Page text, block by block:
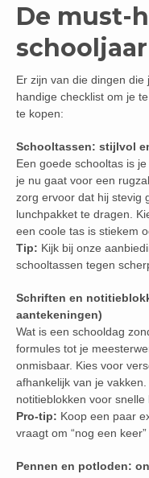
De must-
schooljaar
Er zijn van die dingen
handige checklist om je
te kopen:
Schooltassen: stijlvol
Een goede schooltas is
je nu gaat voor een
zorg ervoor dat hij stevig
lunchpakket te dragen.
een coole tas is stiekem
Tip: Kijk bij onze
schooltassen tegen
Schriften en
aantekeningen)
Wat is een schooldag
formules tot je
onmisbaar. Kies voor
afhankelijk van je
notitieblokken voor snelle
Pro-tip: Koop een paar
vraagt om “nog een
Pennen en potloden: